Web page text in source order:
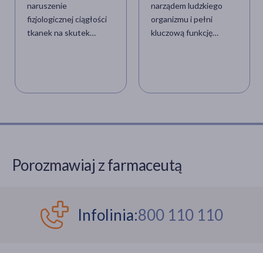
naruszenie
fizjologicznej ciągłości
tkanek na skutek
zabiegu chirurgicznego.
proces gojenia rany
funkcjonalności
uszkodzonej tkanki.
narządem ludzkiego
organizmu i pełni
kluczową funkcję
nieustannie
aktywności, co
drobnych uszkodzeń
mechanicznych. Choć
Porozmawiaj z farmaceutą
Infolinia:800 110 110